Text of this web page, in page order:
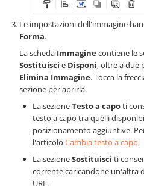
Le impostazioni dell'immagine
Forma.
La scheda Immaginecontiene le
Sostituisci e Disponi, oltre a due
Elimina Immagine. Tocca la
sezione per aprirla.
La sezioneTesto a capoti
testo a capo tra quelli
posizionamento aggiuntive.
l'articolo Cambia testo a capo.
La sezioneSostituisci ti
corrente caricandone un'altra
URL.